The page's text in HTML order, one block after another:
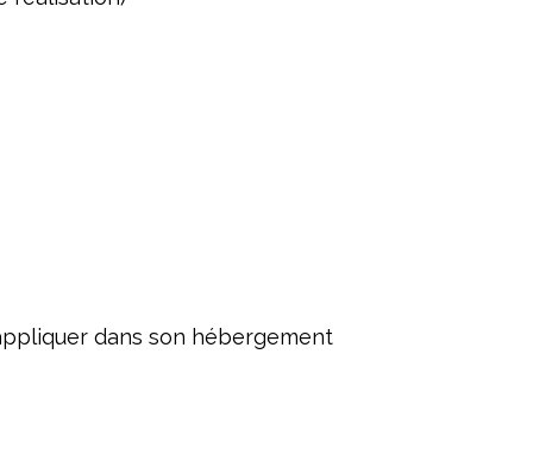
dans son hébergement